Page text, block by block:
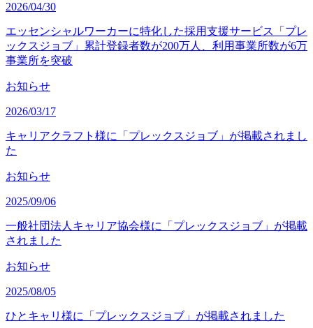
2026/04/30
エッセンシャルワーカーに特化した採用支援サービス「プレ
ックスジョブ」累計登録者数が200万人、利用事業所数が6万
事業所を突破
お知らせ
2026/03/17
キャリアクラフト様に「プレックスジョブ」が掲載されまし
た
お知らせ
2025/09/06
一般社団法人キャリア協会様に「プレックスジョブ」が掲載
されました
お知らせ
2025/08/05
ひとキャリ様に「プレックスジョブ」が掲載されました